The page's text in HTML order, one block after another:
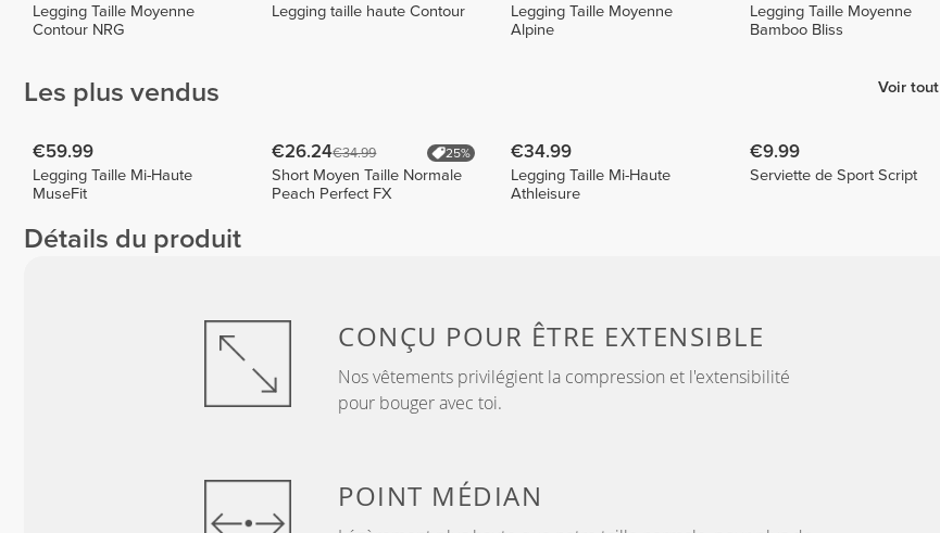
Legging Taille Moyenne
Contour NRG
Legging taille haute Contour
Legging Taille Moyenne
Alpine
Legging Taille Moyenne
Bamboo Bliss
Les plus vendus Voir tout
€59.99
Legging Taille Mi-Haute
MuseFit
€26.24€34.99 25%
Short Moyen Taille Normale
Peach Perfect FX
€34.99
Legging Taille Mi-Haute
Athleisure
€9.99
Serviette de Sport Script
Détails du produit
CONÇU POUR ÊTRE EXTENSIBLE
Nos vêtements privilégient la compression et l'extensibilité
pour bouger avec toi.
POINT MÉDIAN